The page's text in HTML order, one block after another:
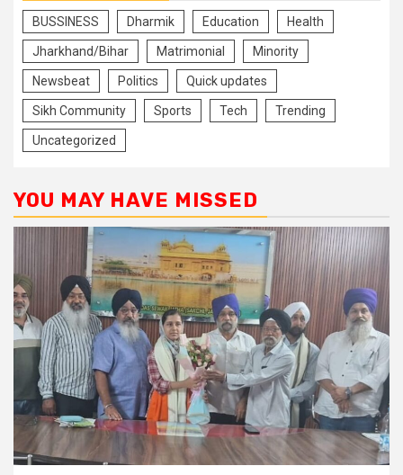
BUSSINESS Dharmik Education Health
Jharkhand/Bihar Matrimonial Minority
Newsbeat Politics Quick updates
Sikh Community Sports Tech Trending
Uncategorized
YOU MAY HAVE MISSED